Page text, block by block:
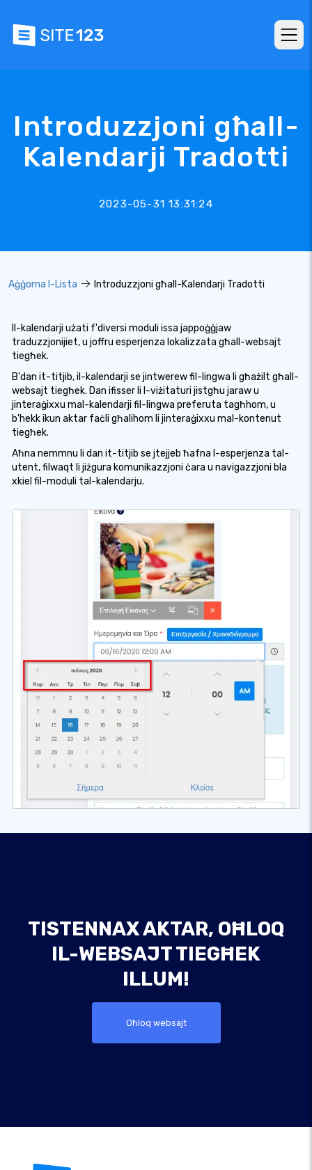
Introduzzjoni għall-
Kalendarji Tradotti
2023-05-31 13:31:24
Aġġorna l-Lista Introduzzjoni għall-Kalendarji Tradotti
Il-kalendarji użati f'diversi moduli issa jappoġġjaw
traduzzjonijiet, u joffru esperjenza lokalizzata għall-websajt
tiegħek.
B'dan it-titjib, il-kalendarji se jintwerew fil-lingwa li għażilt għall-
websajt tiegħek. Dan ifisser li l-viżitaturi jistgħu jaraw u
jinteraġixxu mal-kalendarji fil-lingwa preferuta tagħhom, u
b'hekk ikun aktar faċli għalihom li jinteraġixxu mal-kontenut
tiegħek.
Aħna nemmnu li dan it-titjib se jtejjeb ħafna l-esperjenza tal-
utent, filwaqt li jiżgura komunikazzjoni ċara u navigazzjoni bla
xkiel fil-moduli tal-kalendarju.
TISTENNAX AKTAR, OĦLOQ
IL-WEBSAJT TIEGĦEK
ILLUM!
Oħloq websajt